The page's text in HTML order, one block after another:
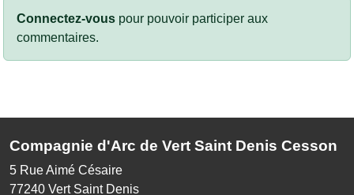
Connectez-vous pour pouvoir participer aux
commentaires.
Compagnie d'Arc de Vert Saint Denis Cesson
5 Rue Aimé Césaire
77240 Vert Saint Denis